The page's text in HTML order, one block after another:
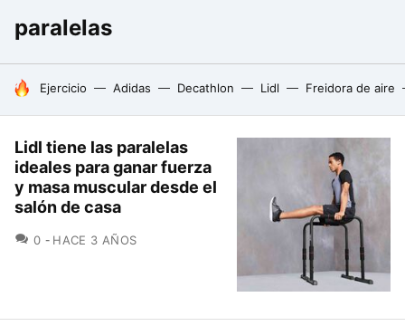
paralelas
HOY SE HABLA DE
Ejercicio Adidas Decathlon Lidl Freidora de aire
Lidl tiene las paralelas
ideales para ganar fuerza
y masa muscular desde el
salón de casa
0 COMENTARIOS
HACE 3 AÑOS